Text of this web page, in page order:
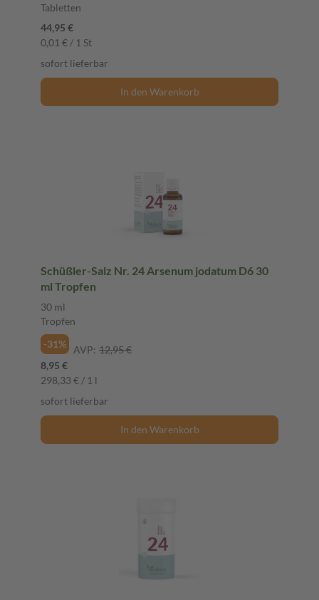
Tabletten
44,95 €
0,01 € / 1 St
sofort lieferbar
In den Warenkorb
Schüßler-Salz Nr. 24 Arsenum jodatum D6 30
ml Tropfen
30 ml
Tropfen
-31%
AVP: 12,95 €
8,95 €
298,33 € / 1 l
sofort lieferbar
In den Warenkorb